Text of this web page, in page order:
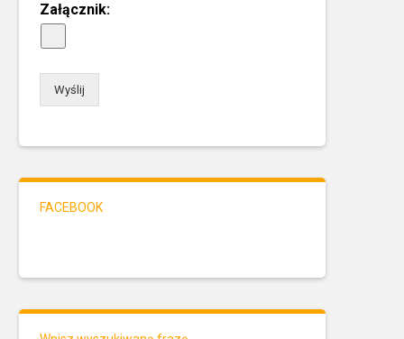
Załącznik:
Wyślij
FACEBOOK